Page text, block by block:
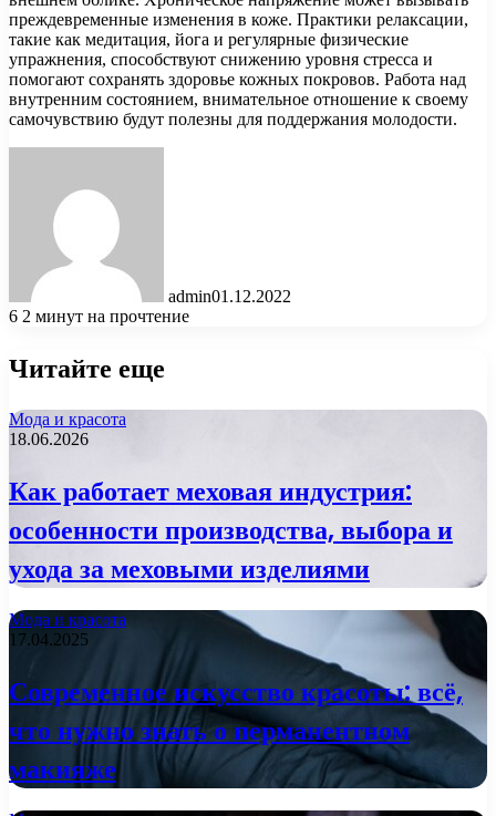
преждевременные изменения в коже. Практики релаксации,
такие как медитация, йога и регулярные физические
упражнения, способствуют снижению уровня стресса и
помогают сохранять здоровье кожных покровов. Работа над
внутренним состоянием, внимательное отношение к своему
самочувствию будут полезны для поддержания молодости.
admin01.12.2022
6 2 минут на прочтение
Читайте еще
Мода и красота
18.06.2026
Как работает меховая индустрия:
особенности производства, выбора и
ухода за меховыми изделиями
Мода и красота
17.04.2025
Современное искусство красоты: всё,
что нужно знать о перманентном
макияже